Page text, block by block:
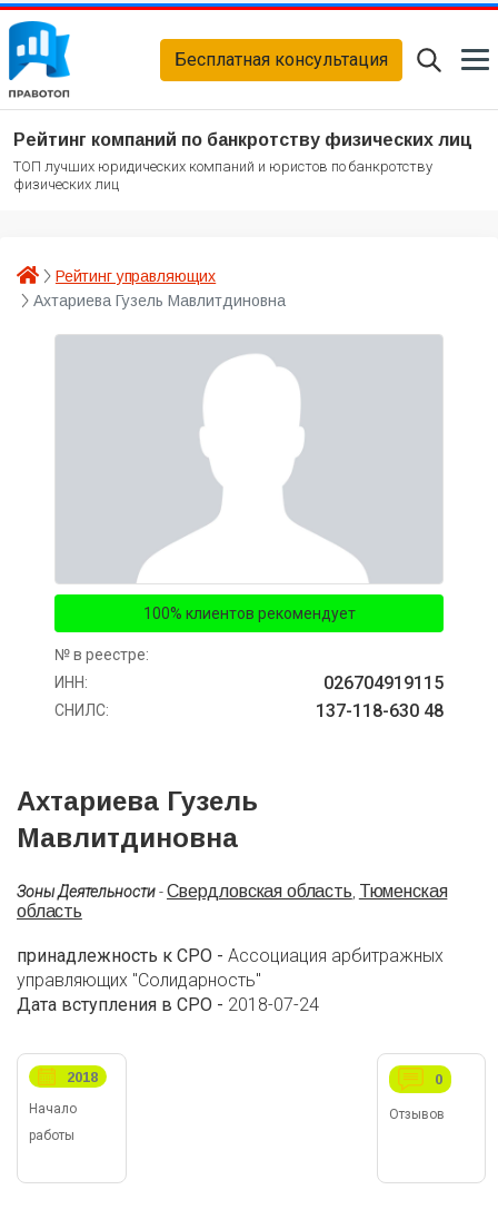
Бесплатная консультация
Рейтинг компаний по банкротству физических лиц
ТОП лучших юридических компаний и юристов по банкротству
физических лиц
Рейтинг управляющих
Ахтариева Гузель Мавлитдиновна
100% клиентов рекомендует
№ в реестре:
ИНН:
026704919115
СНИЛС: 137-118-630 48
Ахтариева Гузель
Мавлитдиновна
Зоны Деятельности-Свердловская область, Тюменская
область
принадлежность к СРО - Ассоциация арбитражных
управляющих "Солидарность"
Дата вступления в СРО - 2018-07-24
Начало
работы
2018
Отзывов
0